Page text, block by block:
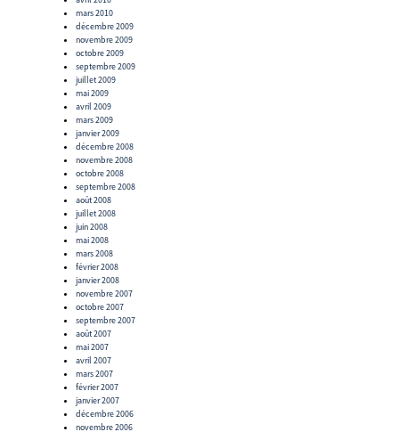
mars 2010
décembre 2009
novembre 2009
octobre 2009
septembre 2009
juillet 2009
mai 2009
avril 2009
mars 2009
janvier 2009
décembre 2008
novembre 2008
octobre 2008
septembre 2008
août 2008
juillet 2008
juin 2008
mai 2008
mars 2008
février 2008
janvier 2008
novembre 2007
octobre 2007
septembre 2007
août 2007
mai 2007
avril 2007
mars 2007
février 2007
janvier 2007
décembre 2006
novembre 2006